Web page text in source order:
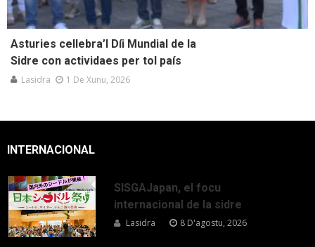
Asturies cellebra’l Díi Mundial de la
Sidre con actividaes per tol país
Lasidra 1 De Xunu, 2026
INTERNACIONAL
SISGAJapan, el focu
internacional de la sidre
Lasidra 8 D'agostu, 2026